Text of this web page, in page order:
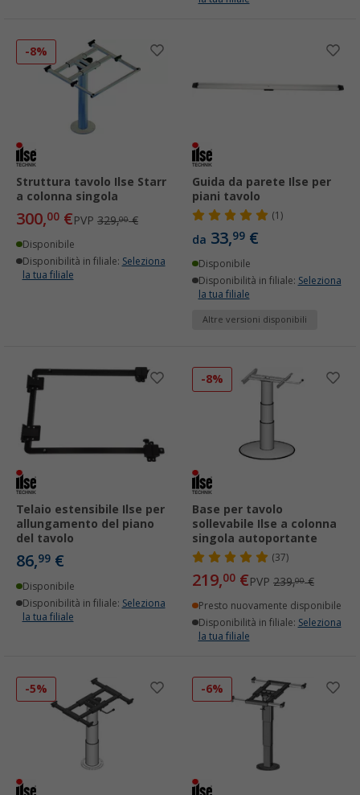
-8%
Struttura tavolo Ilse Starr
a colonna singola
300,00 €PVP 329,00€
Disponibile
Disponibilità in filiale: Seleziona
la tua filiale
Guida da parete Ilse per
piani tavolo
(1)
da 33,99 €
Disponibile
Disponibilità in filiale: Seleziona
la tua filiale
Altre versioni disponibili
Telaio estensibile Ilse per
allungamento del piano
del tavolo
86,99 €
Disponibile
Disponibilità in filiale: Seleziona
la tua filiale
-8%
Base per tavolo
sollevabile Ilse a colonna
singola autoportante
(37)
219,00 €PVP 239,00€
Presto nuovamente disponibile
Disponibilità in filiale: Seleziona
la tua filiale
-5% -6%